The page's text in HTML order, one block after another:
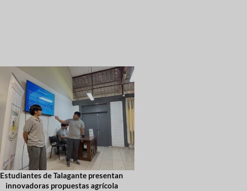
Estudiantes de Talagante presentan
innovadoras propuestas agrícola